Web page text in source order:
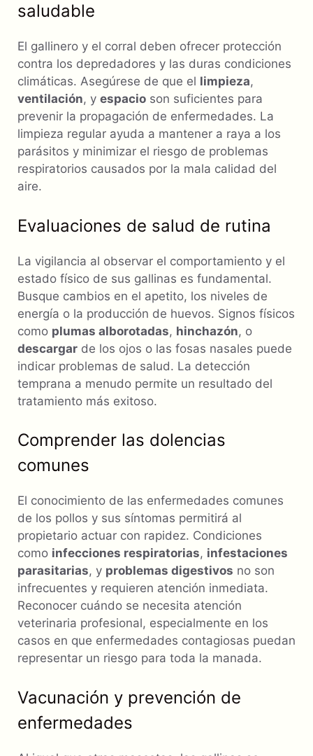
saludable
El gallinero y el corral deben ofrecer protección
contra los depredadores y las duras condiciones
climáticas. Asegúrese de que el limpieza,
ventilación, y espacio son suficientes para
prevenir la propagación de enfermedades. La
limpieza regular ayuda a mantener a raya a los
parásitos y minimizar el riesgo de problemas
respiratorios causados ​​por la mala calidad del
aire.
Evaluaciones de salud de rutina
La vigilancia al observar el comportamiento y el
estado físico de sus gallinas es fundamental.
Busque cambios en el apetito, los niveles de
energía o la producción de huevos. Signos físicos
como plumas alborotadas, hinchazón, o
descargar de los ojos o las fosas nasales puede
indicar problemas de salud. La detección
temprana a menudo permite un resultado del
tratamiento más exitoso.
Comprender las dolencias
comunes
El conocimiento de las enfermedades comunes
de los pollos y sus síntomas permitirá al
propietario actuar con rapidez. Condiciones
como infecciones respiratorias, infestaciones
parasitarias, y problemas digestivos no son
infrecuentes y requieren atención inmediata.
Reconocer cuándo se necesita atención
veterinaria profesional, especialmente en los
casos en que enfermedades contagiosas puedan
representar un riesgo para toda la manada.
Vacunación y prevención de
enfermedades